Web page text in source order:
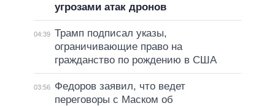
угрозами атак дронов
04:39 Трамп подписал указы,
ограничивающие право на
гражданство по рождению в США
03:56
Федоров заявил, что ведет
переговоры с Маском об